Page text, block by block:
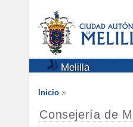
Melilla
Inicio
Consejería de